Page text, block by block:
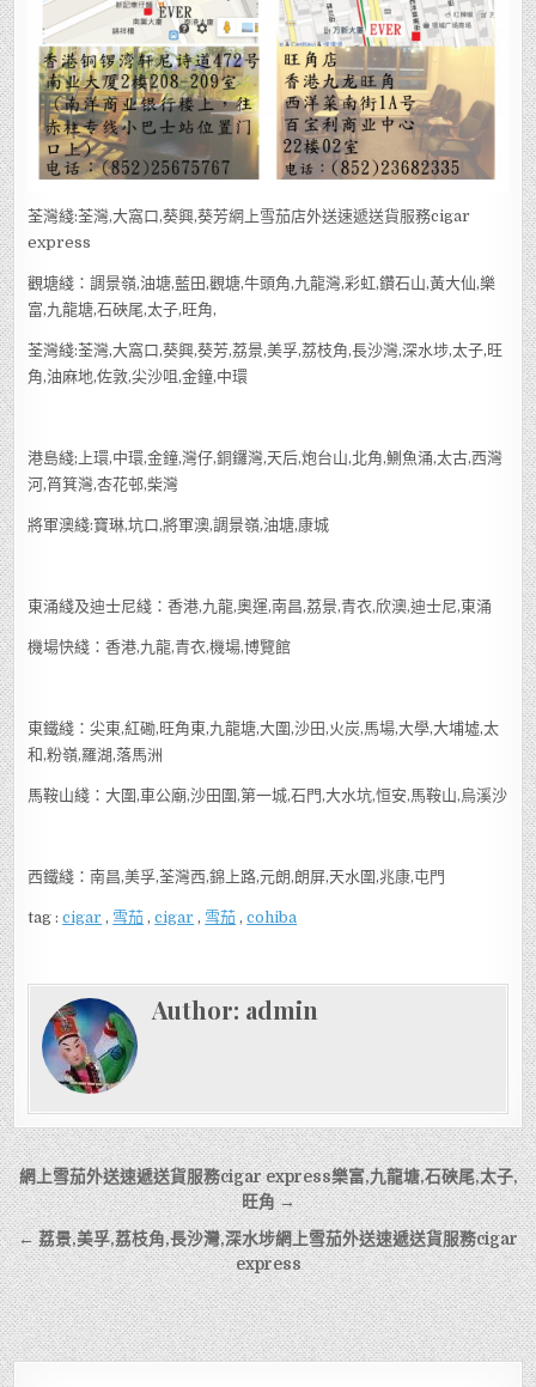
荃灣綫:荃灣,大窩口,葵興,葵芳網上雪茄店外送速遞送貨服務cigar
express
觀塘綫：調景嶺,油塘,藍田,觀塘,牛頭角,九龍灣,彩虹,鑽石山,黃大仙,樂
富,九龍塘,石硤尾,太子,旺角,
荃灣綫:荃灣,大窩口,葵興,葵芳,荔景,美孚,荔枝角,長沙灣,深水埗,太子,旺
角,油麻地,佐敦,尖沙咀,金鐘,中環
港島綫;上環,中環,金鐘,灣仔,銅鑼灣,天后,炮台山,北角,鰂魚涌,太古,西灣
河,筲箕灣,杏花邨,柴灣
將軍澳綫:寶琳,坑口,將軍澳,調景嶺,油塘,康城
東涌綫及迪士尼綫：香港,九龍,奧運,南昌,荔景,青衣,欣澳,迪士尼,東涌
機場快綫：香港,九龍,青衣,機場,博覽館
東鐵綫：尖東,紅磡,旺角東,九龍塘,大圍,沙田,火炭,馬場,大學,大埔墟,太
和,粉嶺,羅湖,落馬洲
馬鞍山綫：大圍,車公廟,沙田圍,第一城,石門,大水坑,恒安,馬鞍山,烏溪沙
西鐵綫：南昌,美孚,荃灣西,錦上路,元朗,朗屏,天水圍,兆康,屯門
tag :cigar , 雪茄 ,cigar , 雪茄 ,cohiba
Author: admin
文
章
導
覽
網上雪茄外送速遞送貨服務cigar express樂富,九龍塘,石硤尾,太子,
旺角 →
← 荔景,美孚,荔枝角,長沙灣,深水埗網上雪茄外送速遞送貨服務cigar
express